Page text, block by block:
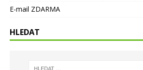
E-mail ZDARMA
HLEDAT